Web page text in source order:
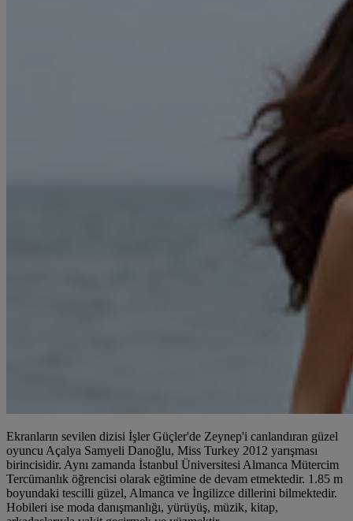
Ekranların sevilen dizisi İşler Güçler'de Zeynep'i canlandıran güzel
oyuncu Açalya Samyeli Danoğlu, Miss Turkey 2012 yarışması
birincisidir. Aynı zamanda İstanbul Üniversitesi Almanca Mütercim
Tercümanlık öğrencisi olarak eğtimine de devam etmektedir. 1.85 m
boyundaki tescilli güzel, Almanca ve İngilizce dillerini bilmektedir.
Hobileri ise moda danışmanlığı, yürüyüş, müzik, kitap,